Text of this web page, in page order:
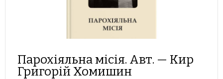
Парохіяльна місія. Авт. — Кир
Григорій Хомишин